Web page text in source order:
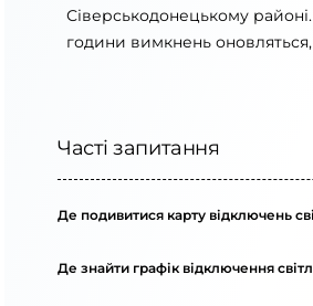
Сіверськодонецькому
години вимкнень
Часті запитання
Де подивитися карту відключень
Де знайти графік відключення